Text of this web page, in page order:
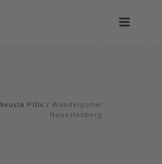
Neusta POIs / Wanderportal
Neuastenberg